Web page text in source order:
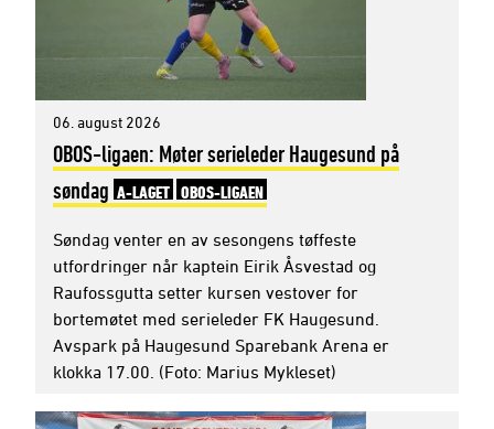
06. august 2026
OBOS-ligaen: Møter serieleder Haugesund på
søndag A-LAGET OBOS-LIGAEN
Søndag venter en av sesongens tøffeste
utfordringer når kaptein Eirik Åsvestad og
Raufossgutta setter kursen vestover for
bortemøtet med serieleder FK Haugesund.
Avspark på Haugesund Sparebank Arena er
klokka 17.00. (Foto: Marius Mykleset)